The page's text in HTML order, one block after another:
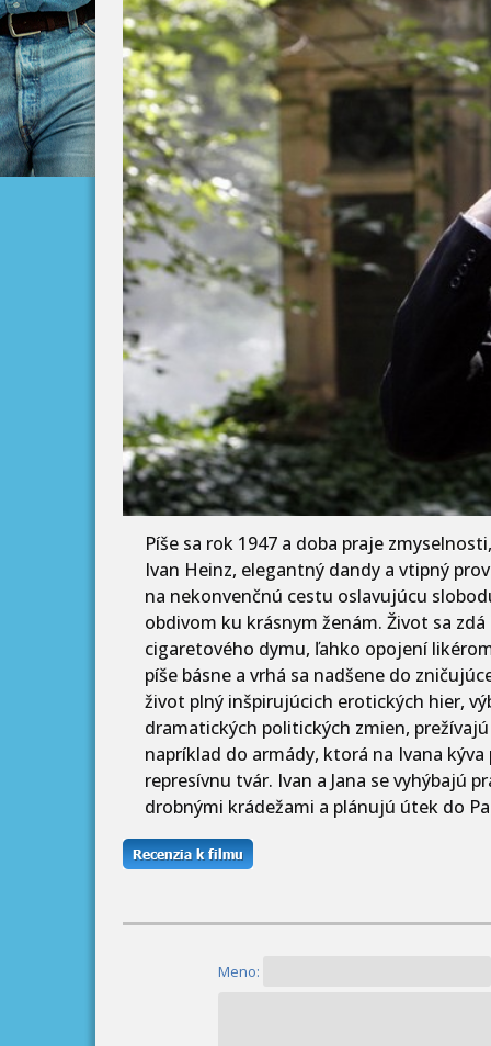
Píše sa rok 1947 a doba praje
Ivan Heinz, elegantný dandy a vtipný
na nekonvenčnú cestu oslavujúcu
obdivom ku krásnym ženám. Život sa
cigaretového dymu, ľahko opojení
píše básne a vrhá sa nadšene do
život plný inšpirujúcich erotických hier,
dramatických politických zmien,
napríklad do armády, ktorá na Ivana
represívnu tvár. Ivan a Jana se vyhýbajú
drobnými krádežami a plánujú útek do
Meno: